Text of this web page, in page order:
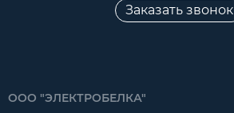
Заказать звонок
ООО "ЭЛЕКТРОБЕЛКА"